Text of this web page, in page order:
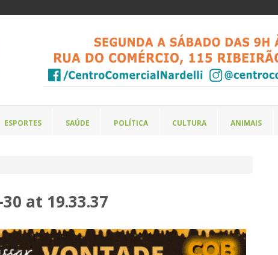
ESPORTES SAÚDE POLÍTICA CULTURA ANIMAIS
at 19.33.37